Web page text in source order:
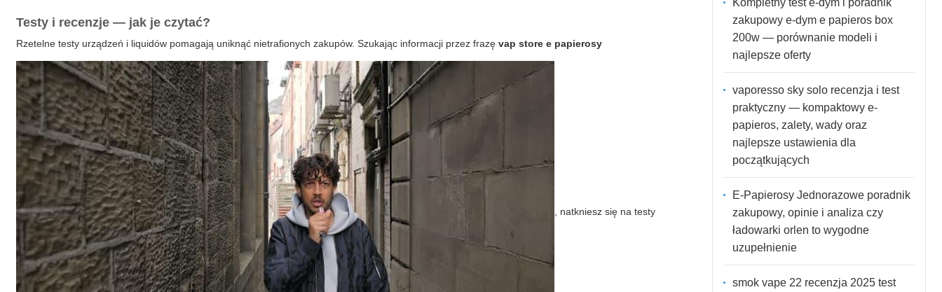
Testy i recenzje — jak je czytać?
Rzetelne testy urządzeń i liquidów pomagają uniknąć nietrafionych zakupów. Szukając informacji przez frazęvap store e papierosy
, natkniesz się na testy
zakupowy e-dym e papieros box
200w — porównanie modeli i
najlepsze oferty
vaporesso sky solo recenzja i test
praktyczny — kompaktowy e-
papieros, zalety, wady oraz
najlepsze ustawienia dla
początkujących
E-Papierosy Jednorazowe poradnik
zakupowy, opinie i analiza czy
ładowarki orlen to wygodne
uzupełnienie
smok vape 22 recenzja 2025 test